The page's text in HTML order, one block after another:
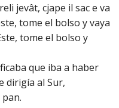
jevât, cjape il sac e va
tome el bolso y vaya
tome el bolso y
que iba a haber
dirigía al Sur,